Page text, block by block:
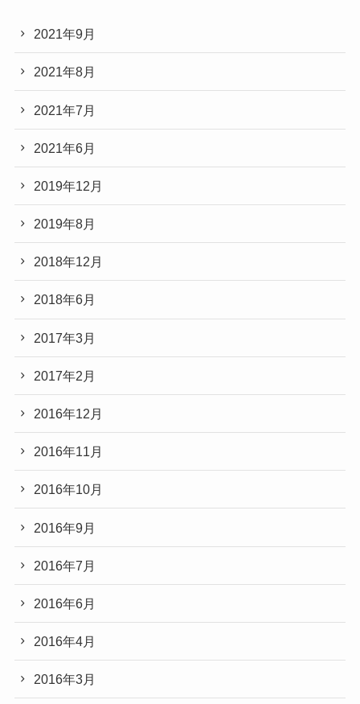
2021年9月
2021年8月
2021年7月
2021年6月
2019年12月
2019年8月
2018年12月
2018年6月
2017年3月
2017年2月
2016年12月
2016年11月
2016年10月
2016年9月
2016年7月
2016年6月
2016年4月
2016年3月